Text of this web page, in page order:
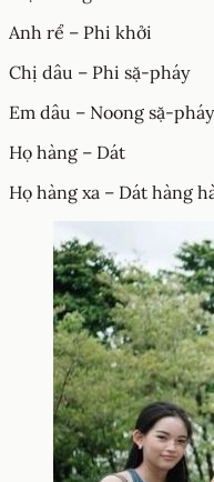
Anh rể – Phi khởi
Chị dâu – Phi sặ-pháy
Em dâu – Noong sặ-pháy
Họ hàng – Dát
Họ hàng xa – Dát hàng